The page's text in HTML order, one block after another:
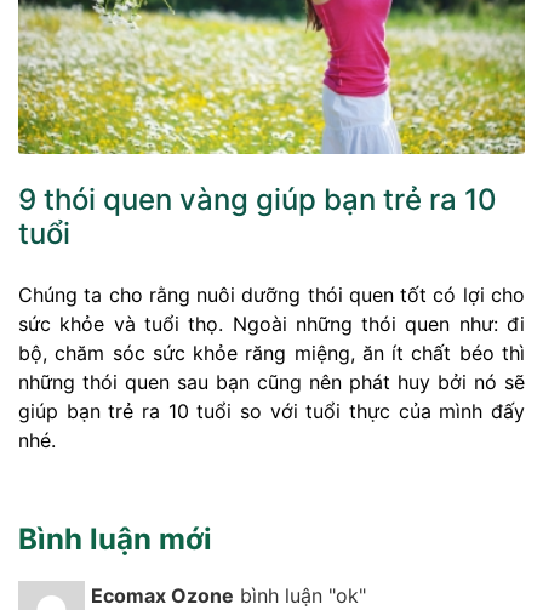
9 thói quen vàng giúp bạn trẻ ra 10
tuổi
Chúng ta cho rằng nuôi dưỡng thói quen tốt có lợi cho
sức khỏe và tuổi thọ. Ngoài những thói quen như: đi
bộ, chăm sóc sức khỏe răng miệng, ăn ít chất béo thì
những thói quen sau bạn cũng nên phát huy bởi nó sẽ
giúp bạn trẻ ra 10 tuổi so với tuổi thực của mình đấy
nhé.
Bình luận mới
Ecomax Ozone bình luận "ok"